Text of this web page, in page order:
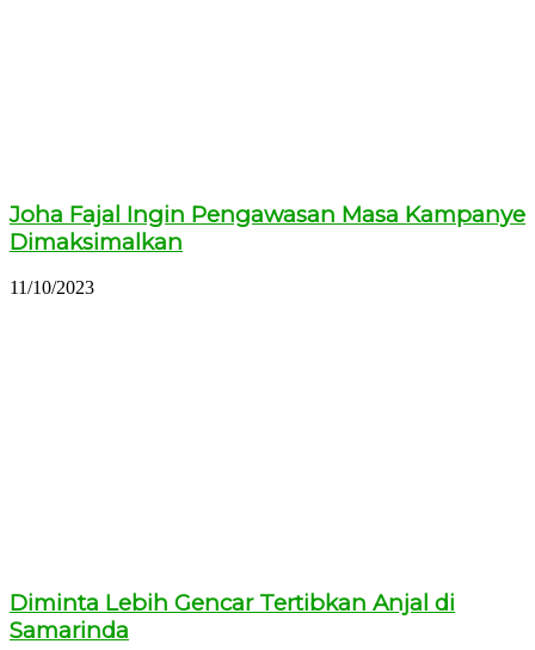
Joha Fajal Ingin Pengawasan Masa Kampanye
Dimaksimalkan
11/10/2023
Diminta Lebih Gencar Tertibkan Anjal di
Samarinda